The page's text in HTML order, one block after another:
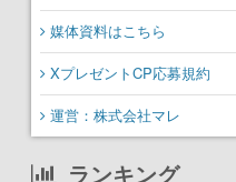
媒体資料はこちら
XプレゼントCP応募規約
運営：株式会社マレ
ランキング